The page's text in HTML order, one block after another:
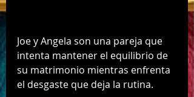
Joe y Angela son una pareja que
intenta mantener el equilibrio de
su matrimonio mientras enfrenta
el desgaste que deja la rutina.